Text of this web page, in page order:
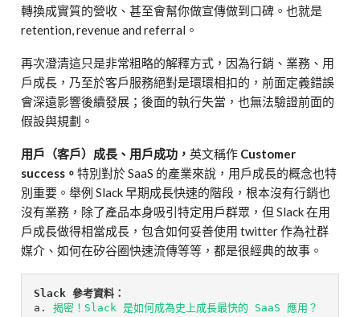
轉換成實質的營收、甚至會幫你做宣傳做到口碑。也就是
retention, revenue and referral。
再次澄清這只是非常粗略的解釋方式，因為行銷、業務、用
戶成長，乃至於客戶服務絕對是環環相扣的，前面定義錯誤
會深遠影響後續發展；後面的執行失當，也無法驗證前面的
假設與規劃。
用戶（客戶）成長、用戶成功，英文稱作 Customer
success。特別對於 SaaS 的產業來說，用戶成長的概念也特
別重要。舉例 Slack 早期成長快速的階段，根本沒有行銷也
沒有業務，除了產品本身吸引特定用戶群眾，但 Slack 在用
戶成長做得相當成長，包含如何妥善使用 twitter 作為社群
媒介、如何在矽谷圈快速流傳等等，都是很經典的故事。
a. 揭密！Slack 是如何成為史上成長最快的 SaaS 應用？